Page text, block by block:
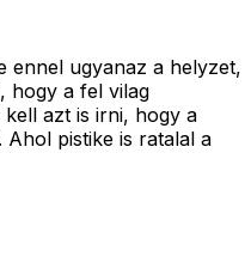
ennel ugyanaz a helyzet,
hogy a fel vilag
azt is irni, hogy a
pistike is ratalal a